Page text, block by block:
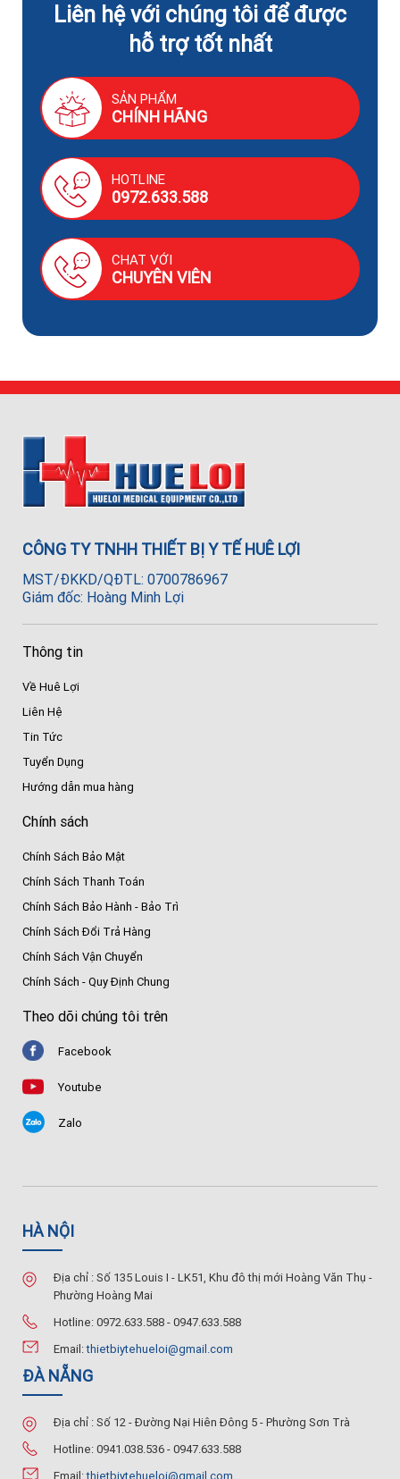
Liên hệ với chúng tôi để được
hỗ trợ tốt nhất
SẢN PHẨM
CHÍNH HÃNG
HOTLINE
0972.633.588
CHAT VỚI
CHUYÊN VIÊN
CÔNG TY TNHH THIẾT BỊ Y TẾ HUÊ LỢI
MST/ĐKKD/QĐTL: 0700786967
Giám đốc: Hoàng Minh Lợi
Thông tin
Về Huê Lợi
Liên Hệ
Tin Tức
Tuyển Dụng
Hướng dẫn mua hàng
Chính sách
Chính Sách Bảo Mật
Chính Sách Thanh Toán
Chính Sách Bảo Hành - Bảo Trì
Chính Sách Đổi Trả Hàng
Chính Sách Vận Chuyển
Chính Sách - Quy Định Chung
Theo dõi chúng tôi trên
Facebook
Youtube
Zalo
HÀ NỘI
Địa chỉ : Số 135 Louis I - LK51, Khu đô thị mới Hoàng Văn Thụ -
Phường Hoàng Mai
Hotline: 0972.633.588 - 0947.633.588
Email:thietbiytehueloi@gmail.com
ĐÀ NẴNG
Địa chỉ : Số 12 - Đường Nại Hiên Đông 5 - Phường Sơn Trà
Hotline: 0941.038.536 - 0947.633.588
Email:thietbiytehueloi@gmail.com